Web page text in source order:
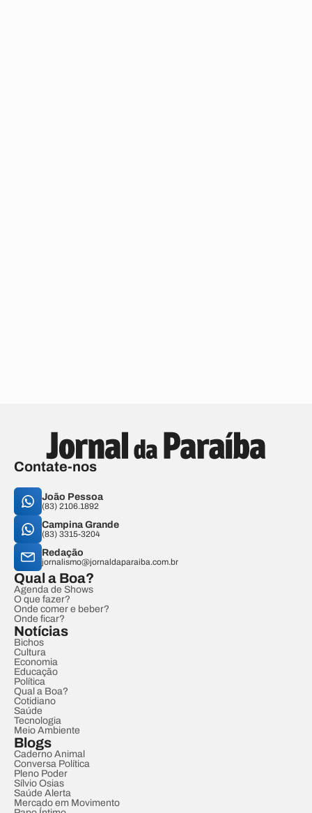
Contate-nos
João Pessoa
(83) 2106.1892
Campina Grande
(83) 3315-3204
Redação
jornalismo@jornaldaparaiba.com.br
Qual a Boa?
Agenda de Shows
O que fazer?
Onde comer e beber?
Onde ficar?
Notícias
Bichos
Cultura
Economia
Educação
Política
Qual a Boa?
Cotidiano
Saúde
Tecnologia
Meio Ambiente
Blogs
Caderno Animal
Conversa Política
Pleno Poder
Sílvio Osias
Saúde Alerta
Mercado em Movimento